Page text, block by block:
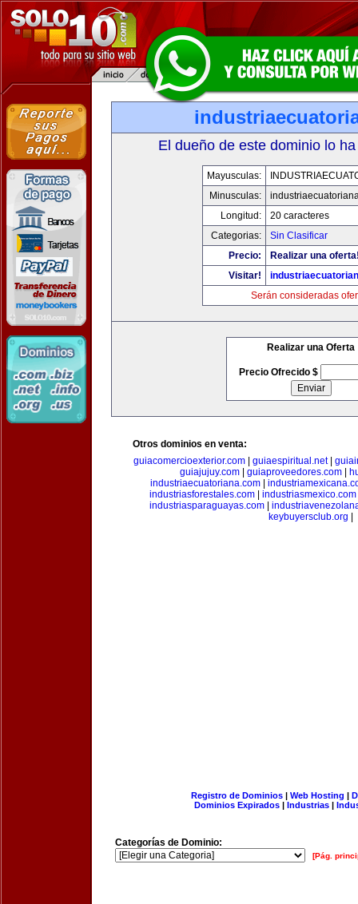
El dueño de este dominio lo
Mayusculas:
Minusculas:
Longitud:
20 caracteres
Categorias:
Sin Clasificar
Precio:
Realizar una
Visitar!
Serán consideradas
Realizar una Oferta
Precio Ofrecido $
Otros dominios en venta:
guiacomercioexterior.com| guiaespiritual.net|
guiajujuy.com| guiaproveedores.com|
industriaecuatoriana.com|
industriasforestales.com
industriasmexico.com
industriasparaguayas.com
keybuyersclub.org
Registro de Dominios| Web Hosting |
Dominios Expirados | Industrias |
Categorías de Dominio:
[Pág.